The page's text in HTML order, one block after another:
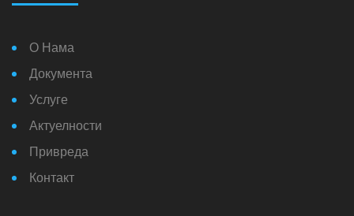
О Нама
Документа
Услуге
Актуелности
Привреда
Контакт